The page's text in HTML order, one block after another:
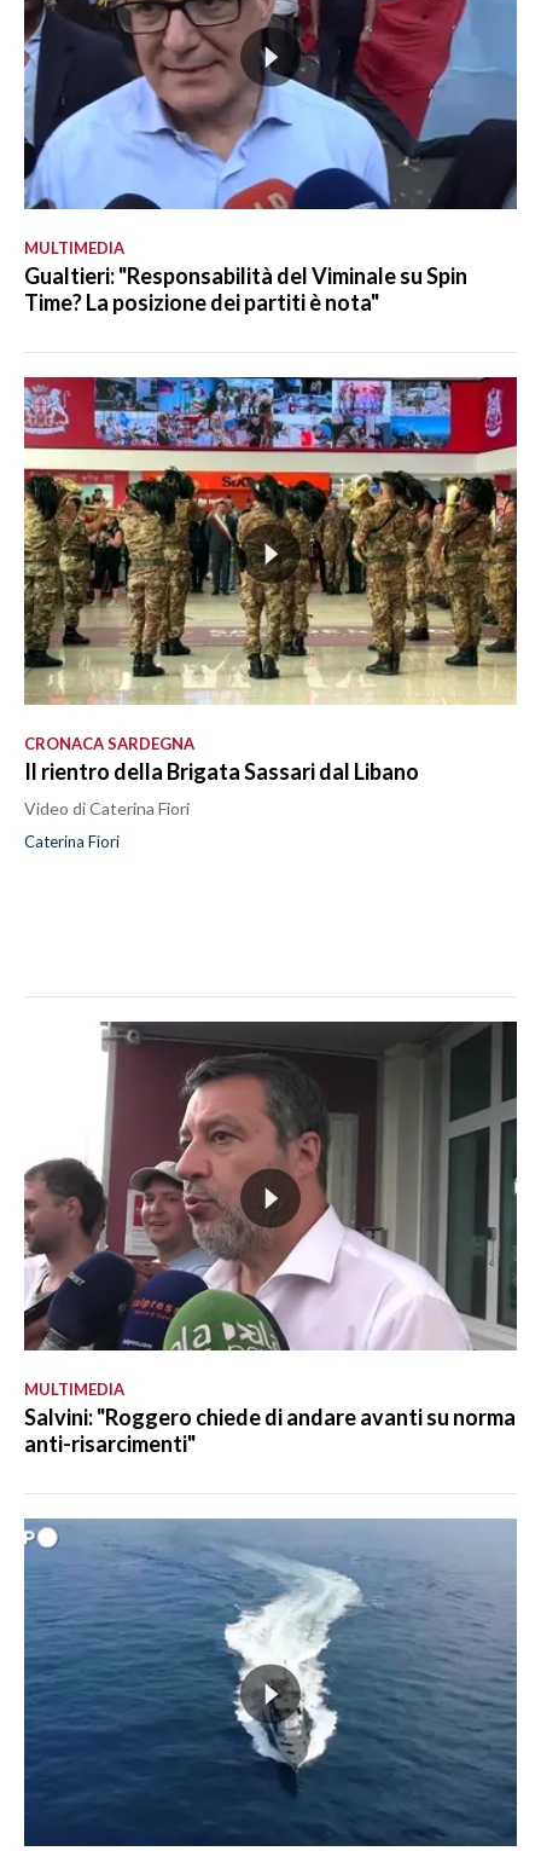
MULTIMEDIA
Gualtieri: "Responsabilità del Viminale su Spin
Time? La posizione dei partiti è nota"
CRONACA SARDEGNA
Il rientro della Brigata Sassari dal Libano
Video di Caterina Fiori
Caterina Fiori
MULTIMEDIA
Salvini: "Roggero chiede di andare avanti su norma
anti-risarcimenti"